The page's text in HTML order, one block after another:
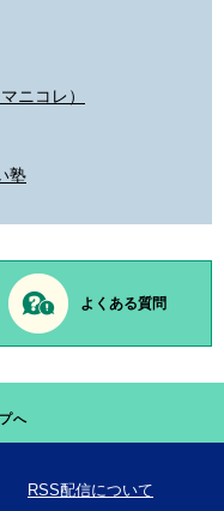
ニコレ）
塾
よくある質問
へ
RSS配信について